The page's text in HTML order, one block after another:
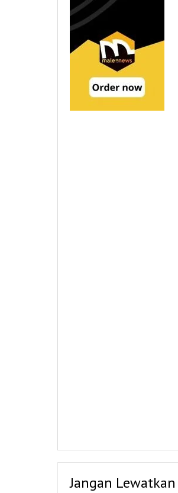
Jangan Lewatkan